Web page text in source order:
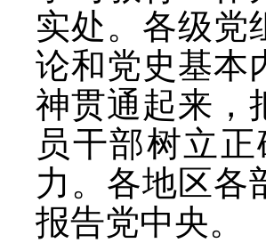
实处。各级党
论和党史基本
神贯通起来，
员干部树立
力。各地区各
报告党中央。